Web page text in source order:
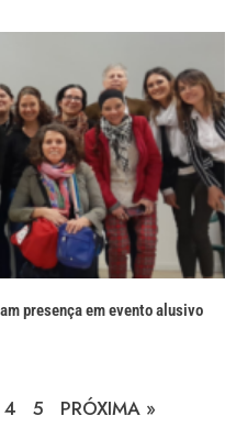
presença em evento alusivo
4 5 PRÓXIMA »